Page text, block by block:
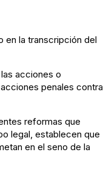
en la transcripción del
acciones o
penales contra
reformas que
legal, establecen que
en el seno de la